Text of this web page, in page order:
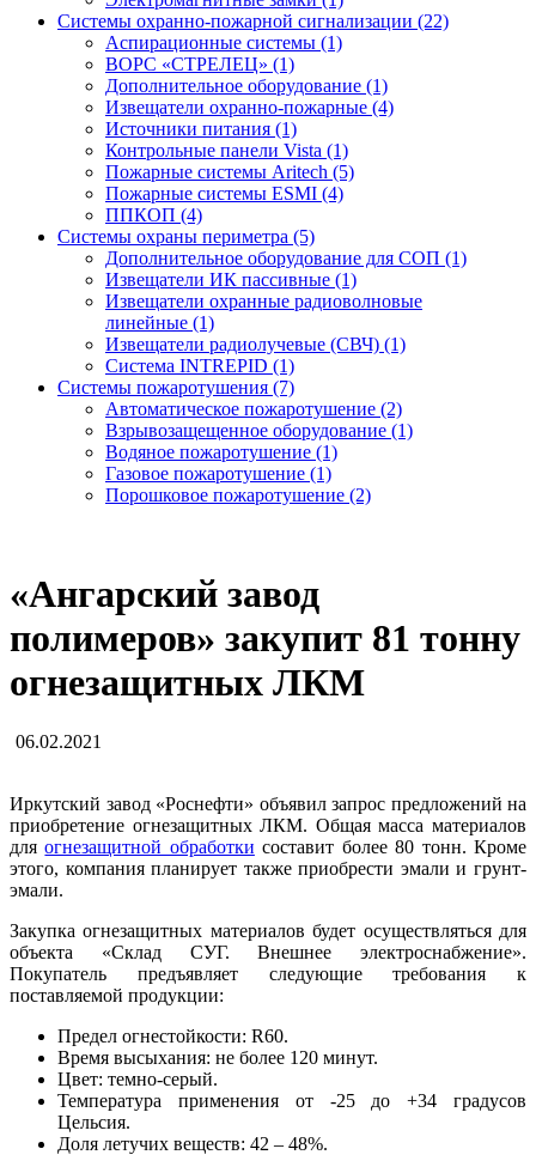
Системы охранно-пожарной сигнализации (22)
Аспирационные системы (1)
ВОРС «СТРЕЛЕЦ» (1)
Дополнительное оборудование (1)
Извещатели охранно-пожарные (4)
Источники питания (1)
Контрольные панели Vista (1)
Пожарные системы Aritech (5)
Пожарные системы ESMI (4)
ППКОП (4)
Системы охраны периметра (5)
Дополнительное оборудование для СОП (1)
Извещатели ИК пассивные (1)
Извещатели охранные радиоволновые
линейные (1)
Извещатели радиолучевые (СВЧ) (1)
Система INTREPID (1)
Системы пожаротушения (7)
Автоматическое пожаротушение (2)
Взрывозащещенное оборудование (1)
Водяное пожаротушение (1)
Газовое пожаротушение (1)
Порошковое пожаротушение (2)
«Ангарский завод
полимеров» закупит 81 тонну
огнезащитных ЛКМ
06.02.2021
Иркутский завод «Роснефти» объявил запрос предложений на
приобретение огнезащитных ЛКМ. Общая масса материалов
дляогнезащитной обработки составит более 80 тонн. Кроме
этого, компания планирует также приобрести эмали и грунт-
эмали.
Закупка огнезащитных материалов будет осуществляться для
объекта «Склад СУГ. Внешнее электроснабжение».
Покупатель предъявляет следующие требования к
поставляемой продукции:
Предел огнестойкости: R60.
Время высыхания: не более 120 минут.
Цвет: темно-серый.
Температура применения от -25 до +34 градусов
Цельсия.
Доля летучих веществ: 42 – 48%.